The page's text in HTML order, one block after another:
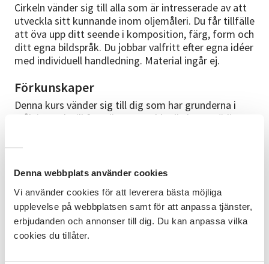
Denna webbplats använder cookies
Vi använder cookies för att leverera bästa möjliga
upplevelse på webbplatsen samt för att anpassa tjänster,
erbjudanden och annonser till dig. Du kan anpassa vilka
cookies du tillåter.
Cirkeln vänder sig till alla som är intresserade av att
utveckla sitt kunnande inom oljemåleri. Du får tillfälle
att öva upp ditt seende i komposition, färg, form och
ditt egna bildspråk. Du jobbar valfritt efter egna idéer
med individuell handledning. Material ingår ej.
Förkunskaper
Denna kurs vänder sig till dig som har grunderna i
målning och vill fortsätta utveckla din konstnärliga
-Deltagarna tar med eget material, (staffli finns på
plats). - Vi har 20 % rabatt på Ekholms färgcenter på
konstnärsmaterial. - Fri parkering i anslutning till
lokalen. - Vi skickar en kallelse/faktura ca 1 vecka
före kursstart. Har du uppgett en mejladress skickas
kallelsen/fakturan på mejl, annars kommer den med